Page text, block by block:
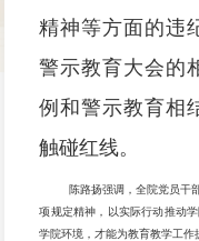
精神等方面的违
警示教育大会的
例和警示教育相
触碰红线。
陈路扬强调，全院党员干
项规定精神，以实际行动推动
学院环境，才能为教育教学工作